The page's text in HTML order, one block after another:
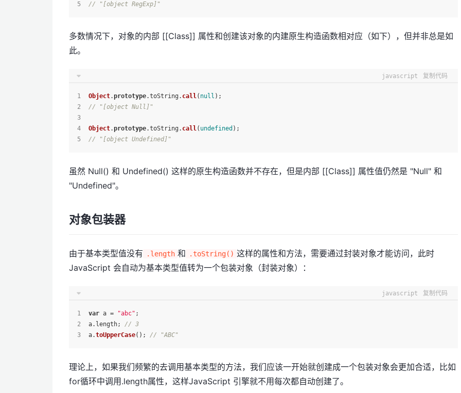
// "[object RegExp]"
多数情况下，对象的内部 [[Class]] 属性和创建该对象的内建原生构造函数相对应（如下），但并非总是如
此。
javascript 复制代码
Object.prototype.toString . call( null );
// "[object Null]"
Object.prototype.toString . call( undefined );
// "[object Undefined]"
虽然 Null() 和 Undefined() 这样的原生构造函数并不存在，但是内部 [[Class]] 属性值仍然是 "Null" 和
"Undefined"。
对象包装器
由于基本类型值没有 .length 和 .toString() 这样的属性和方法，需要通过封装对象才能访问，此时
JavaScript 会自动为基本类型值转为一个包装对象（封装对象）：
javascript 复制代码
var a = "abc" ;
a. length; // 3
a.toUpperCase(); // "ABC"
理论上，如果我们频繁的去调用基本类型的方法，我们应该一开始就创建成一个包装对象会更加合适，比如
for循环中调用.length属性，这样JavaScript 引擎就不用每次都自动创建了。